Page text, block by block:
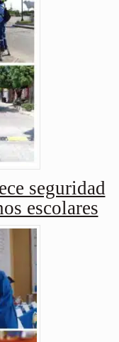
seguridad
escolares